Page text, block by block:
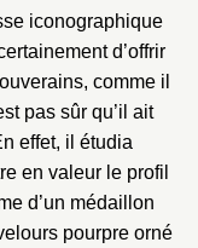
iconographique
d’offrir
comme il
pas sûr qu’il ait
effet, il étudia
en valeur le profil
d’un médaillon
pourpre orné